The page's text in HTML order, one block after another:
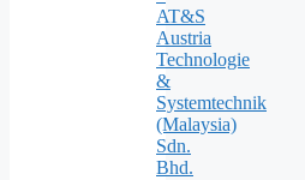
AT&S
Austria
Technologie
&
Systemtechnik
(Malaysia)
Sdn.
Bhd.